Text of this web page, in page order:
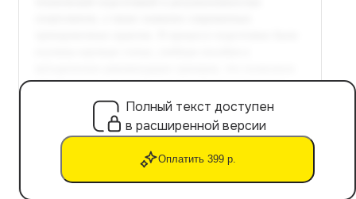
Полный текст доступен
в расширенной версии
Оплатить 399 р.